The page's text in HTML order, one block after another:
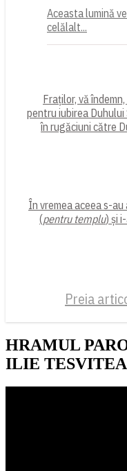
Aceasta lumină
celălalt...
Fraților, vă
pentru iubirea
în rugăciuni către
În vremea aceea s-
(pentru templu) și
Preia
HRAMUL
ILIE